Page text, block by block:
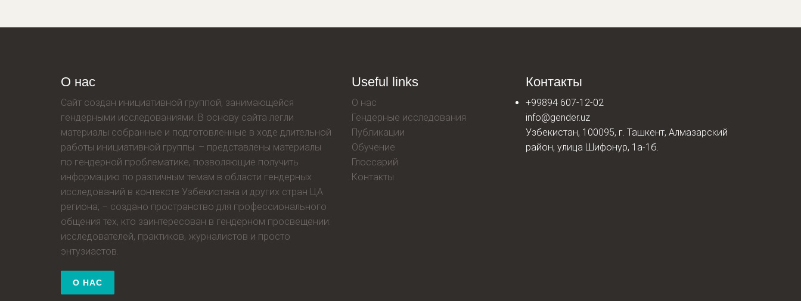
О нас
Сайт создан инициативной группой, занимающейся
гендерными исследованиями. В основу сайта легли
материалы собранные и подготовленные в ходе длительной
работы инициативной группы: – представлены материалы
по гендерной проблематике, позволяющие получить
информацию по различным темам в области гендерных
исследований в контексте Узбекистана и других стран ЦА
региона; – создано пространство для профессионального
общения тех, кто заинтересован в гендерном просвещении:
исследователей, практиков, журналистов и просто
энтузиастов.
О НАС
Useful links
О нас
Гендерные исследования
Публикации
Обучение
Глоссарий
Контакты
Контакты
+99894 607-12-02
info@gender.uz
Узбекистан, 100095, г. Ташкент, Алмазарский
район, улица Шифонур, 1а-1б.